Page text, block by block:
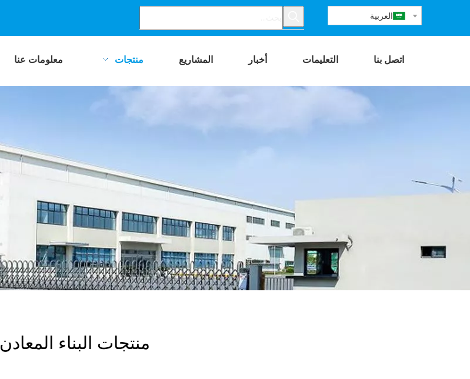
العربية
اتصل بنا التعليمات أخبار المشاريع منتجات معلومات عنا
منتجات البناء المعادن